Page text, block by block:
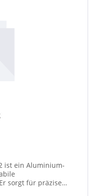
ist ein Aluminium-
sorgt für präzise